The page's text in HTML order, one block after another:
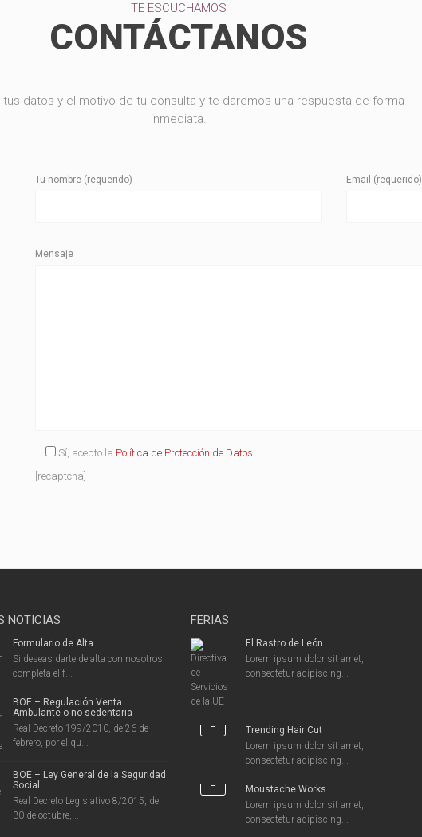
TE ESCUCHAMOS
CONTÁCTANOS
tus datos y el motivo de tu consulta y te daremos una respuesta de forma
inmediata.
Tu nombre (requerido) Email (requerido)
Mensaje
Sí, acepto la Política de Protección de Datos.
[recaptcha]
NOTICIAS
Formulario de Alta
Si deseas darte de alta con nosotros
completa el f...
BOE – Regulación Venta
Ambulante o no sedentaria
Real Decreto 199/2010, de 26 de
febrero, por el qu...
BOE – Ley General de la Seguridad
Social
Real Decreto Legislativo 8/2015, de
30 de octubre,...
FERIAS
El Rastro de León
Lorem ipsum dolor sit amet,
consectetur adipiscing...
Trending Hair Cut
Lorem ipsum dolor sit amet,
consectetur adipiscing...
Moustache Works
Lorem ipsum dolor sit amet,
consectetur adipiscing...